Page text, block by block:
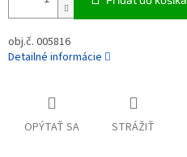
obj.č. 005816
Detailné informácie
OPÝTAŤ SA STRÁŽIŤ